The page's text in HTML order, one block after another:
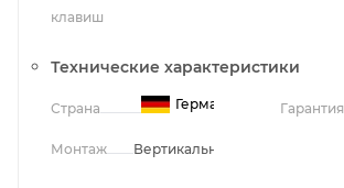
клавиш
Технические характеристики
Страна Германия
Монтаж Вертикальный
Гарантия